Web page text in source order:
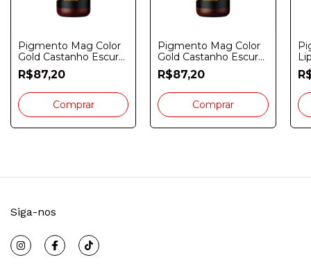
Pigmento Mag Color
Gold Castanho Escuro
Intenso 5ml
R$87,20
Pigmento Mag Color
Gold Castanho Escuro
5ml
R$87,20
Siga-nos